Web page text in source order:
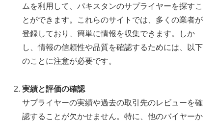
ムを利用して、パキスタンのサプライヤーを探すこ
とができます。これらのサイトでは、多くの業者が
登録しており、簡単に情報を収集できます。しか
し、情報の信頼性や品質を確認するためには、以下
のことに注意が必要です。
実績と評価の確認
サプライヤーの実績や過去の取引先のレビューを確
認することが欠かせません。特に、他のバイヤーか